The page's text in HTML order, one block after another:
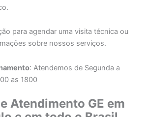
para agendar uma visita técnica ou
sobre nossos serviços.
: Atendemos de Segunda a
as 1800
Atendimento GE em